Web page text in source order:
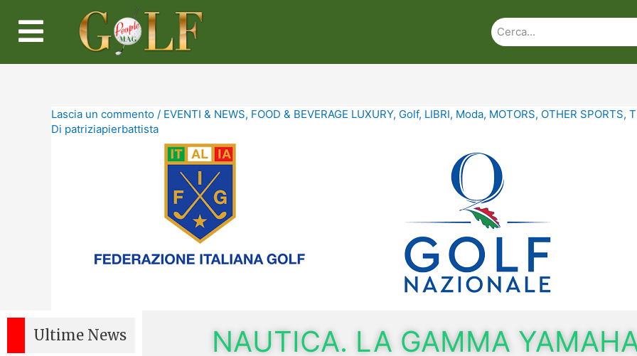
Lascia un commento / EVENTI & NEWS, FOOD & BEVERAGE LUXURY, Golf, LIBRI, Moda, MOTORS, OTHER SPORTS,
Di patriziapierbattista
Ultime News
NAUTICA. LA GAMMA